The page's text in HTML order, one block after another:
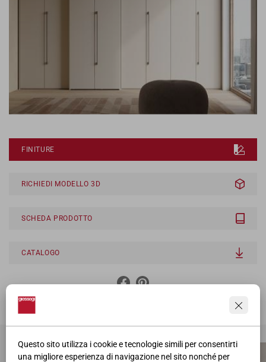
Questo sito utilizza i cookie e tecnologie simili per consentirti
una migliore esperienza di navigazione nel sito nonché per
FINITURE
RICHIEDI MODELLO 3D
SCHEDA PRODOTTO
CATALOGO